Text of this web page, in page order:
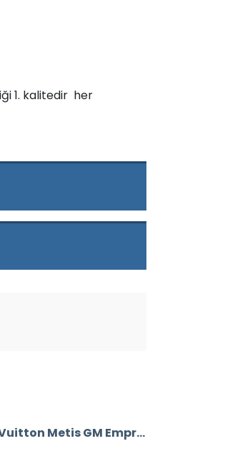
1. kalitedir her
Louis Vuitton Metis GM Empreinte %100 Hakiki Deri